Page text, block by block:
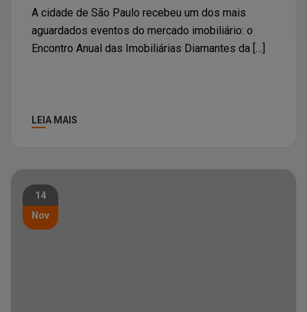
A cidade de São Paulo recebeu um dos mais
aguardados eventos do mercado imobiliário: o
Encontro Anual das Imobiliárias Diamantes da […]
LEIA MAIS
14
Nov